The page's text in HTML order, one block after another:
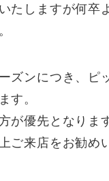
たしますが何卒
ズンにつき、ピ
す。
が優先となりま
ご来店をお勧め